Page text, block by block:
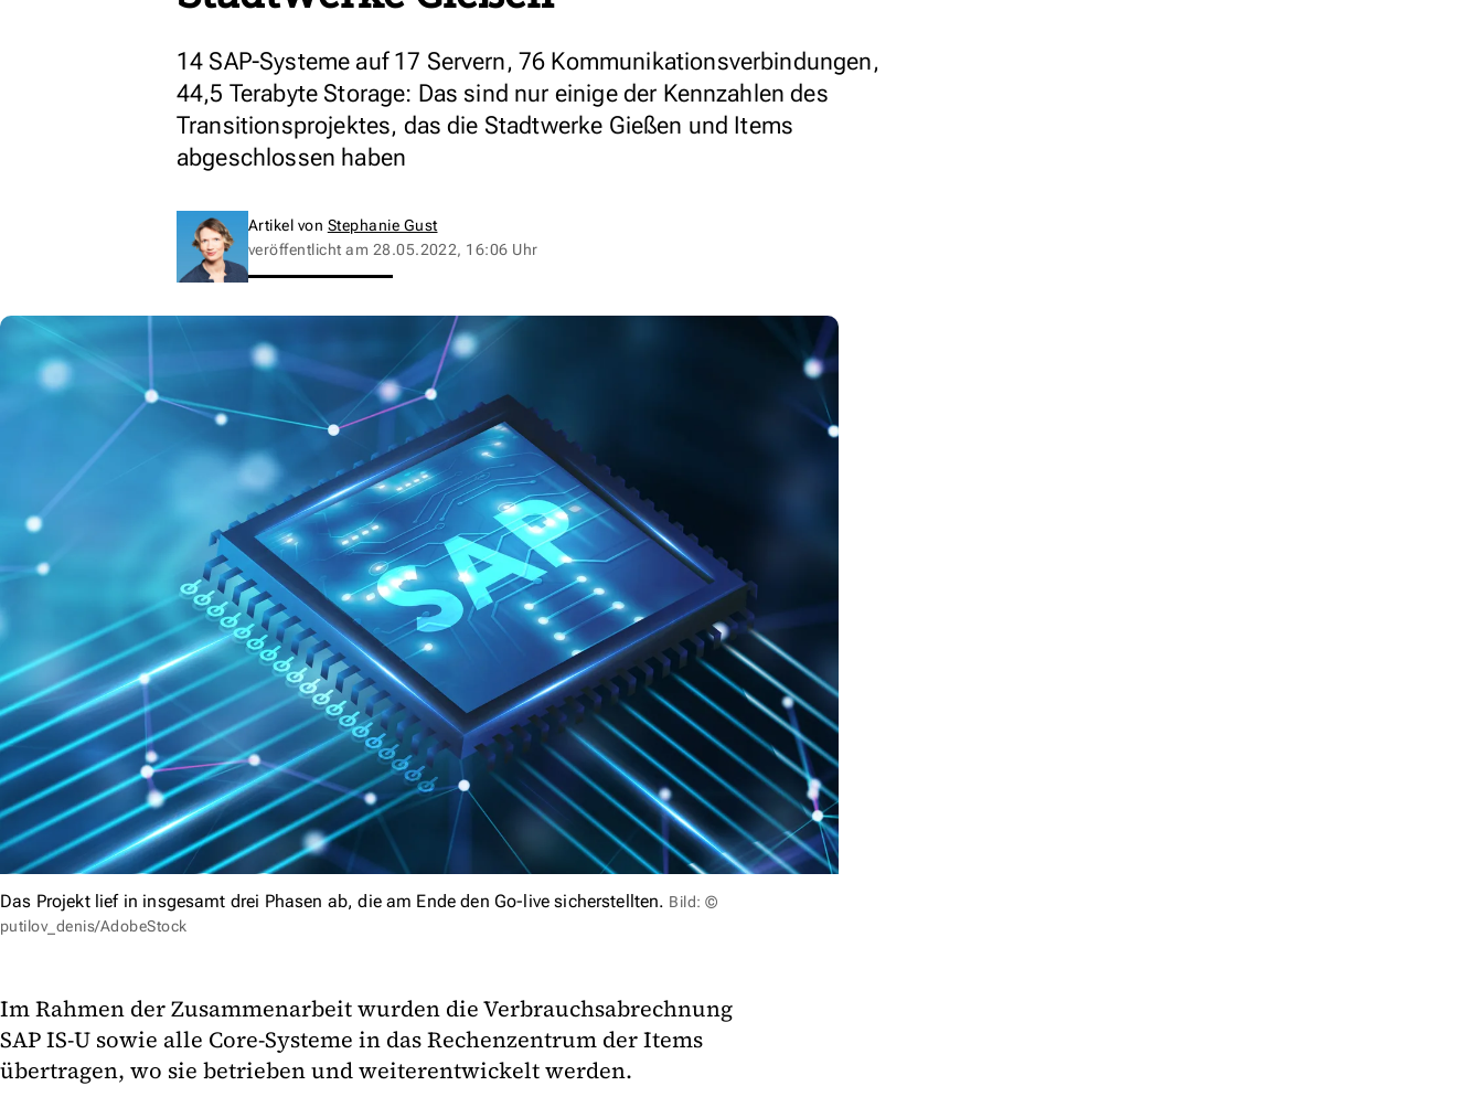
14 SAP-Systeme auf 17 Servern, 76 Kommunikationsverbindungen,
44,5 Terabyte Storage: Das sind nur einige der Kennzahlen des
Transitionsprojektes, das die Stadtwerke Gießen und Items
abgeschlossen haben
Artikel von Stephanie Gust
veröffentlicht am 28.05.2022, 16:06 Uhr
Das Projekt lief in insgesamt drei Phasen ab, die am Ende den Go-live sicherstellten. Bild: ©
putilov_denis/AdobeStock
Im Rahmen der Zusammenarbeit wurden die Verbrauchsabrechnung
SAP IS-U sowie alle Core-Systeme in das Rechenzentrum der Items
übertragen, wo sie betrieben und weiterentwickelt werden.